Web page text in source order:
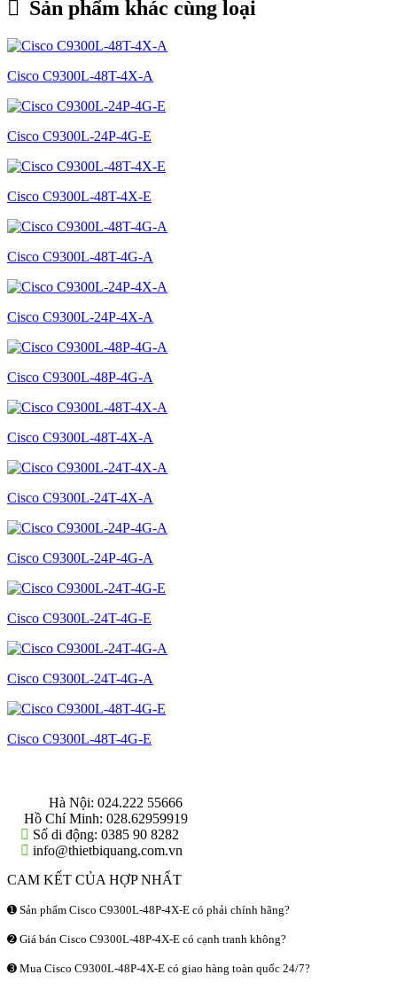
Sản phẩm khác cùng loại
Cisco C9300L-48T-4X-A
Cisco C9300L-24P-4G-E
Cisco C9300L-48T-4X-E
Cisco C9300L-48T-4G-A
Cisco C9300L-24P-4X-A
Cisco C9300L-48P-4G-A
Cisco C9300L-48T-4X-A
Cisco C9300L-24T-4X-A
Cisco C9300L-24P-4G-A
Cisco C9300L-24T-4G-E
Cisco C9300L-24T-4G-A
Cisco C9300L-48T-4G-E
Hà Nội: 024.222 55666
Hồ Chí Minh: 028.62959919
Số di động: 0385 90 8282
info@thietbiquang.com.vn
CAM KẾT CỦA HỢP NHẤT
➊ Sản phẩm Cisco C9300L-48P-4X-E có phải chính hãng?
➋ Giá bán Cisco C9300L-48P-4X-E có cạnh tranh không?
➌ Mua Cisco C9300L-48P-4X-E có giao hàng toàn quốc 24/7?